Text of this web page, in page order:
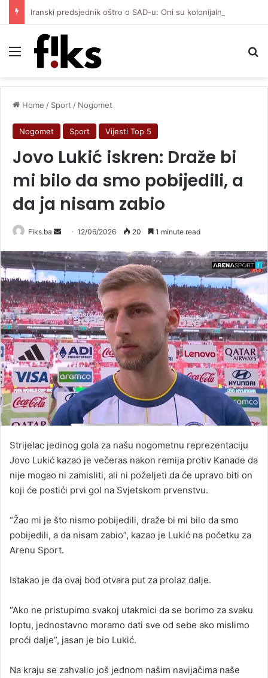
Menu
Home / Sport / Nogomet
Nogomet Sport Vijesti Top 5
Jovo Lukić iskren: Draže bi
mi bilo da smo pobijedili, a
da ja nisam zabio
Fiks.ba
Send
email
12/06/2026 20 1 minute read
Strijelac jedinog gola za našu nogometnu reprezentaciju
Jovo Lukić kazao je večeras nakon remija protiv Kanade da
nije mogao ni zamisliti, ali ni poželjeti da će upravo biti on
koji će postići prvi gol na Svjetskom prvenstvu.
“Žao mi je što nismo pobijedili, draže bi mi bilo da smo
pobijedili, a da nisam zabio”, kazao je Lukić na početku za
Arenu Sport.
Istakao je da ovaj bod otvara put za prolaz dalje.
“Ako ne pristupimo svakoj utakmici da se borimo za svaku
loptu, jednostavno moramo dati sve od sebe ako mislimo
proći dalje”, jasan je bio Lukić.
Na kraju se zahvalio još jednom našim navijačima naše